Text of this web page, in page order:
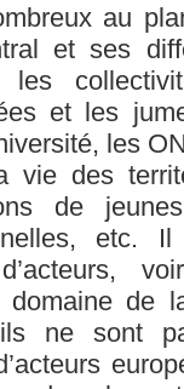
au
et ses
les
et les
les
vie des
de
domaine de
ne sont